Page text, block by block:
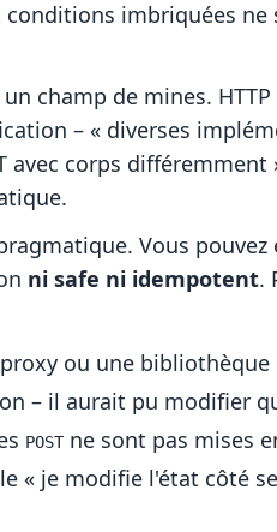
imbriquées
champ de mines.
– « diverses
avec corps
Vous
ni safe ni idempotent.
ou une
– il aurait pu modifier
POSTne sont pas mises
« je modifie l'état côté